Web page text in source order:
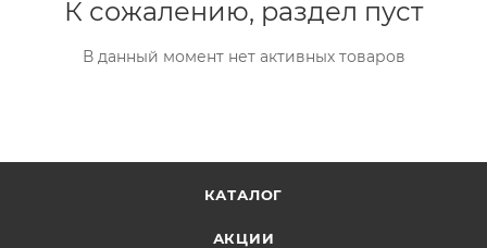
К сожалению, раздел пуст
В данный момент нет активных товаров
КАТАЛОГ
АКЦИИ